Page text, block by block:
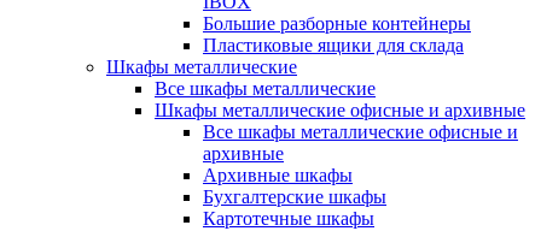
Большие разборные контейнеры
Пластиковые ящики для склада
Шкафы металлические
Все шкафы металлические
Шкафы металлические офисные и архивные
Все шкафы металлические офисные и
архивные
Архивные шкафы
Бухгалтерские шкафы
Картотечные шкафы